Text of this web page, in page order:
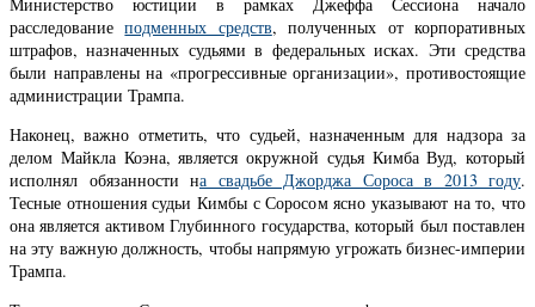
расследованиеподменных средств, полученных от корпоративных
штрафов, назначенных судьями в федеральных исках. Эти средства
были направлены на «прогрессивные организации», противостоящие
администрации Трампа.
Наконец, важно отметить, что судьей, назначенным для надзора за
делом Майкла Коэна, является окружной судья Кимба Вуд, который
исполнял обязанности на свадьбе Джорджа Сороса в 2013 году.
Тесные отношения судьи Кимбы с Соросом ясно указывают на то, что
она является активом Глубинного государства, который был поставлен
на эту важную должность, чтобы напрямую угрожать бизнес-империи
Трампа.